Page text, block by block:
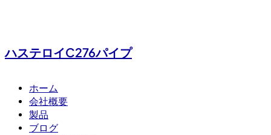
ハステロイC276パイプ
ホーム
会社概要
製品
ブログ